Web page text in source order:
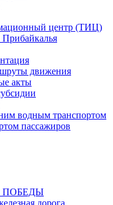
центр (ТИЦ)
движения
акты
водным транспортом
пассажиров
ПОБЕДЫ
дорога